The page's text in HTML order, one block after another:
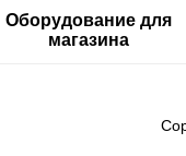
Оборудование для
магазина